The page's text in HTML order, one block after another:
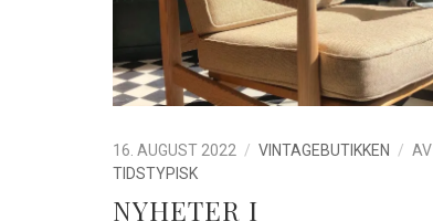
16. AUGUST 2022 VINTAGEBUTIKKEN AV
TIDSTYPISK
NYHETER I